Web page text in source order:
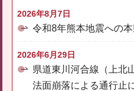
2026年8月7日
令和8年熊本地震への
2026年6月29日
県道東川河合線（上北
法面崩落による通行止